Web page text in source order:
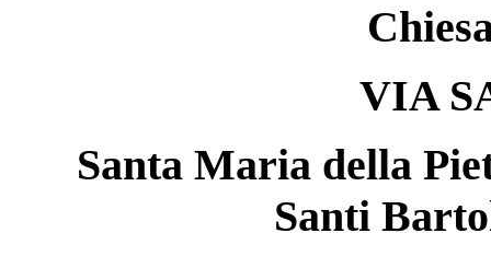
VIA
Santa Maria della
Santi